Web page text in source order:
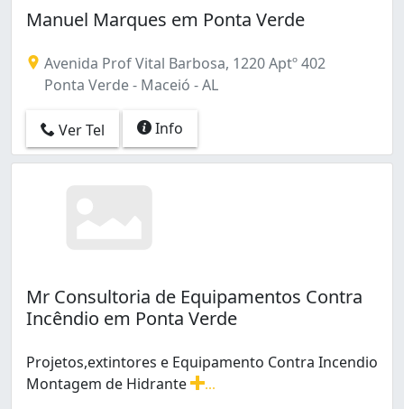
Manuel Marques em Ponta Verde
Avenida Prof Vital Barbosa, 1220 Aptº 402
Ponta Verde - Maceió - AL
Ver Tel Info
Mr Consultoria de Equipamentos Contra
Incêndio em Ponta Verde
Projetos,extintores e Equipamento Contra Incendio
Montagem de Hidrante